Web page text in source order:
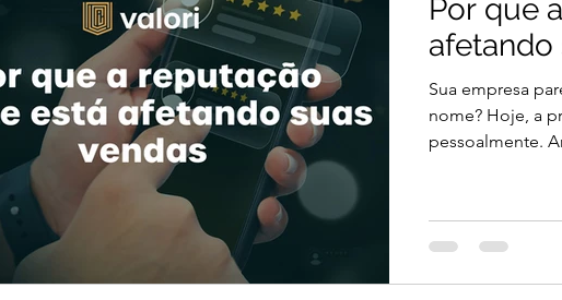
Por que
afetando
Sua empresa
nome? Hoje, a
pessoalmente.
ou desistir. A reputação
ativos mais